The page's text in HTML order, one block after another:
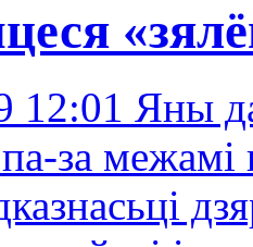
12:01 Яны
за межамі